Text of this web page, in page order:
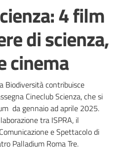
4 film
di scienza,
cinema
Biodiversità contribuisce
Cineclub Scienza, che si
da gennaio ad aprile 2025.
tra ISPRA, il
e Spettacolo di
Palladium Roma Tre.